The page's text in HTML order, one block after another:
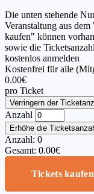
Die unten stehende
Veranstaltung aus
kaufen" können
sowie die
kostenlos anmelden
Kostenfrei für alle
0.00€
pro Ticket
Verringern der
Anzahl
Erhöhe die
Anzahl: 0
Gesamt: 0.00€
Tickets kaufen